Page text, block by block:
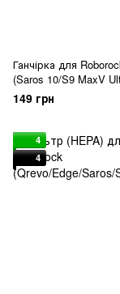
Ганчірка для
(Saros 10/S9 MaxV
149 грн
4
4